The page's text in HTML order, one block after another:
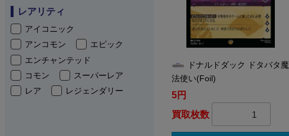
レアリティ
アイコニック
アンコモン
エピック
エンチャンテッド
コモン
スーパーレア
レア
レジェンダリー
ドナルドダック ドタバタ魔
法使い(Foil)
5円
買取枚数